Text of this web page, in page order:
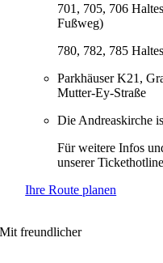
701, 705, 706
Fußweg)
780, 782, 785
Parkhäuser K21,
Mutter-Ey-Straße
Die Andreaskirche
Für weitere Infos
unserer
Ihre Route planen
Mit freundlicher